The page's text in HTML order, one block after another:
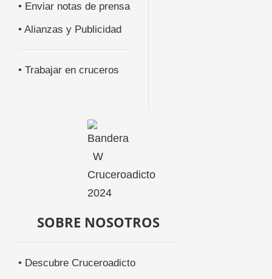
• Enviar notas de prensa
• Alianzas y Publicidad
• Trabajar en cruceros
SOBRE NOSOTROS
• Descubre Cruceroadicto